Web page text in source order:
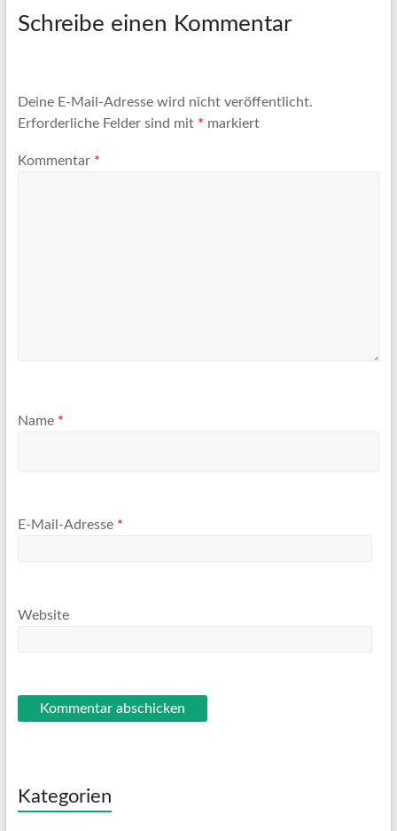
Schreibe einen Kommentar
Deine E-Mail-Adresse wird nicht veröffentlicht.
Erforderliche Felder sind mit * markiert
Kommentar *
Name *
E-Mail-Adresse *
Website
Kategorien